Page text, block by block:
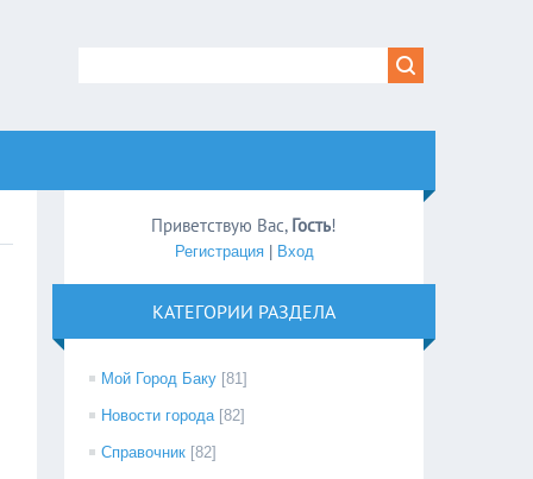
Приветствую Вас, Гость!
Регистрация| Вход
КАТЕГОРИИ РАЗДЕЛА
Мой Город Баку [81]
Новости города [82]
Справочник [82]